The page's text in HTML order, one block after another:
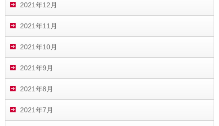
2021年12月
2021年11月
2021年10月
2021年9月
2021年8月
2021年7月